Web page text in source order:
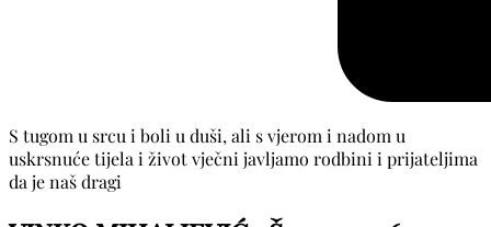
S tugom u srcu i boli u duši, ali s vjerom i nadom u
uskrsnuće tijela i život vječni javljamo rodbini i prijateljima
da je naš dragi